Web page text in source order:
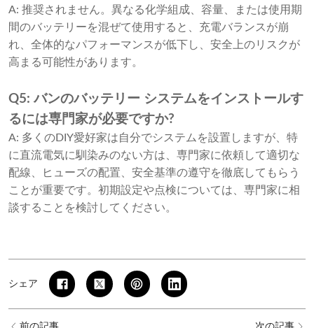
A: 推奨されません。異なる化学組成、容量、または使用期
間のバッテリーを混ぜて使用すると、充電バランスが崩
れ、全体的なパフォーマンスが低下し、安全上のリスクが
高まる可能性があります。
Q5: バンのバッテリー システムをインストールす
るには専門家が必要ですか?
A: 多くのDIY愛好家は自分でシステムを設置しますが、特
に直流電気に馴染みのない方は、専門家に依頼して適切な
配線、ヒューズの配置、安全基準の遵守を徹底してもらう
ことが重要です。初期設定や点検については、専門家に相
談することを検討してください。
シェア